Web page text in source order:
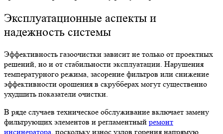
Эксплуатационные аспекты и
надежность системы
Эффективность газоочистки зависит не только от проектных
решений, но и от стабильности эксплуатации. Нарушения
температурного режима, засорение фильтров или снижение
эффективности орошения в скрубберах могут существенно
ухудшить показатели очистки.
В ряде случаев техническое обслуживание включает замену
фильтрующих элементов и регламентный ремонт
инсинератора, поскольку износ узлов горения напрямую